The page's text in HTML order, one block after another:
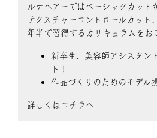
ルナヘアーではベーシックカット
テクスチャーコントロールカット
年半で習得するカリキュラムをお
新卒生、美容師アシスタン
ト！
作品づくりのためのモデル
詳しくは コチラへ